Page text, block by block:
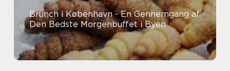
Brunch i København - En Gennemgang af
Den Bedste Morgenbuffet i Byen